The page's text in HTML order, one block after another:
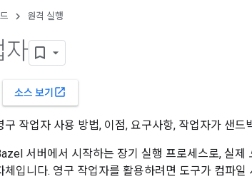
원격 실행
자
소스 보기 open_in_new
구 작업자 사용 방법, 이점, 요구사항, 작업자가 샌드
서버에서 시작하는 장기 실행 프로세스로, 실제
입니다. 영구 작업자를 활용하려면 도구가 컴파일